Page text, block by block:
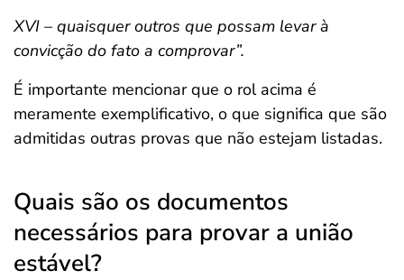
XVI – quaisquer outros que possam levar à
convicção do fato a comprovar”.
É importante mencionar que o rol acima é
meramente exemplificativo, o que significa que são
admitidas outras provas que não estejam listadas.
Quais são os documentos
necessários para provar a união
estável?